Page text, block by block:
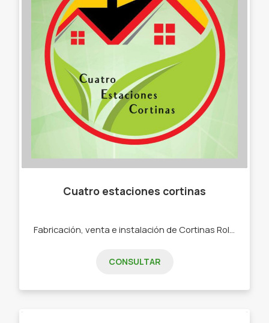
Cuatro estaciones cortinas
CONSULTAR